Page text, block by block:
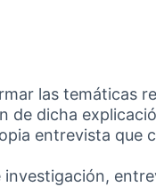
las temáticas
de dicha
entrevista que